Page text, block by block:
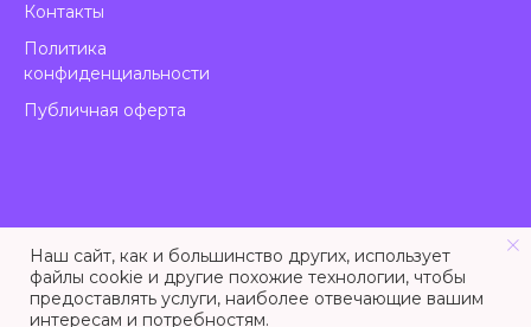
Контакты
Политика
конфиденциальности
Публичная оферта
Наш сайт, как и большинство других, использует
файлы cookie и другие похожие технологии, чтобы
предоставлять услуги, наиболее отвечающие вашим
интересам и потребностям.
Made on Tilda